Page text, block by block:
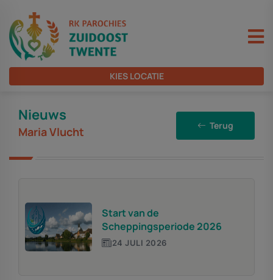
KIES LOCATIE
Nieuws
Maria Vlucht Terug
Start van de
Scheppingsperiode 2026
24 JULI 2026